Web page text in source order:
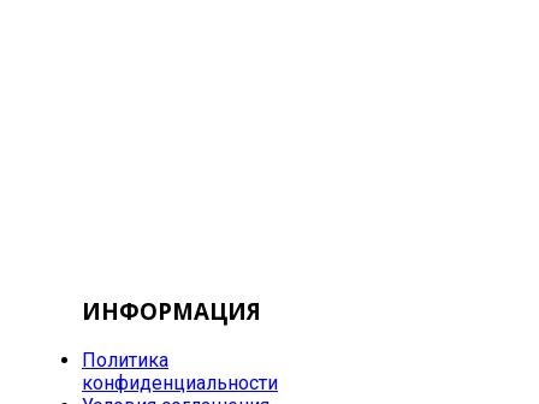
ИНФОРМАЦИЯ
Политика
конфиденциальности